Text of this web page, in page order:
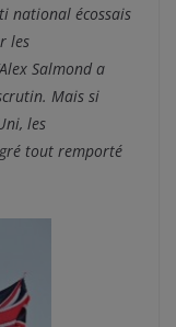
national écossais
les
Salmond a
Mais si
les
tout remporté